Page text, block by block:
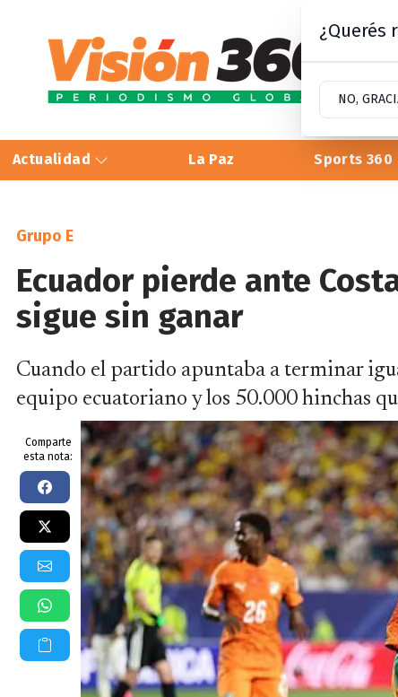
Actualidad La Paz Sports 360
Grupo E
Ecuador pierde ante
sigue sin ganar
Cuando el partido apuntaba a terminar
equipo ecuatoriano y los 50.000 hinchas
Comparte
esta nota:
¿Querés
NO,